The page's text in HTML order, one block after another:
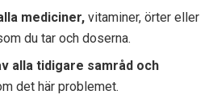
mediciner,vitaminer, örter eller
du tar och doserna.
alla tidigare samråd och
det här problemet.